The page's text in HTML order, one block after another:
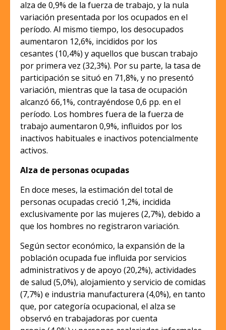
alza de 0,9% de la fuerza de trabajo, y la nula
variación presentada por los ocupados en el
período. Al mismo tiempo, los desocupados
aumentaron 12,6%, incididos por los
cesantes (10,4%) y aquellos que buscan trabajo
por primera vez (32,3%). Por su parte, la tasa de
participación se situó en 71,8%, y no presentó
variación, mientras que la tasa de ocupación
alcanzó 66,1%, contrayéndose 0,6 pp. en el
período. Los hombres fuera de la fuerza de
trabajo aumentaron 0,9%, influidos por los
inactivos habituales e inactivos potencialmente
activos.
Alza de personas ocupadas
En doce meses, la estimación del total de
personas ocupadas creció 1,2%, incidida
exclusivamente por las mujeres (2,7%), debido a
que los hombres no registraron variación.
Según sector económico, la expansión de la
población ocupada fue influida por servicios
administrativos y de apoyo (20,2%), actividades
de salud (5,0%), alojamiento y servicio de comidas
(7,7%) e industria manufacturera (4,0%), en tanto
que, por categoría ocupacional, el alza se
observó en trabajadoras por cuenta